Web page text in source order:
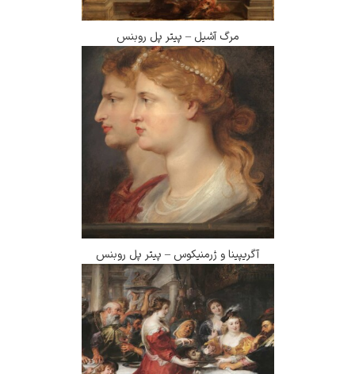
مرگ آشیل – پیتر پل روبنس
آگریپینا و ژرمنیکوس – پیتر پل روبنس